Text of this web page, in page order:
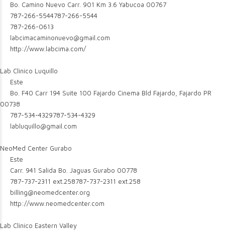
Bo. Camino Nuevo Carr. 901 Km 3.6 Yabucoa 00767
787-266-5544787-266-5544
787-266-0613
labcimacaminonuevo@gmail.com
http://www.labcima.com/
Lab Clinico Luquillo
Este
Bo. F40 Carr 194 Suite 100 Fajardo Cinema Bld Fajardo, Fajardo PR
00738
787-534-4329787-534-4329
labluquillo@gmail.com
NeoMed Center Gurabo
Este
Carr. 941 Salida Bo. Jaguas Gurabo 00778
787-737-2311 ext.258787-737-2311 ext.258
billing@neomedcenter.org
http://www.neomedcenter.com
Lab Clinico Eastern Valley